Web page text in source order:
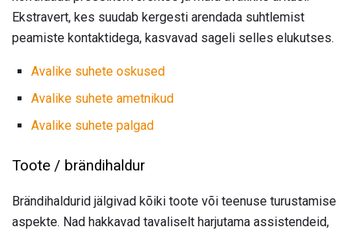
Ekstravert, kes suudab kergesti arendada suhtlemist
peamiste kontaktidega, kasvavad sageli selles elukutses.
Avalike suhete oskused
Avalike suhete ametnikud
Avalike suhete palgad
Toote / brändihaldur
Brändihaldurid jälgivad kõiki toote või teenuse turustamise
aspekte. Nad hakkavad tavaliselt harjutama assistendeid,